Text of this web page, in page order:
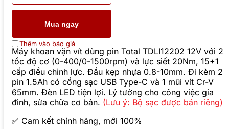
Mua ngay
Thêm vào báo giá
Máy khoan vặn vít dùng pin Total TDLI12202 12V với 2
tốc độ cơ (0-400/0-1500rpm) và lực siết 20Nm, 15+1
cấp điều chỉnh lực. Đầu kẹp nhựa 0.8-10mm. Đi kèm 2
pin 1.5Ah có cổng sạc USB Type-C và 1 mũi vít Cr-V
65mm. Đèn LED tiện lợi. Lý tưởng cho công việc gia
đình, sửa chữa cơ bản. (Lưu ý: Bộ sạc được bán riêng)
✅ Cam kết chính hãng, mới 100%